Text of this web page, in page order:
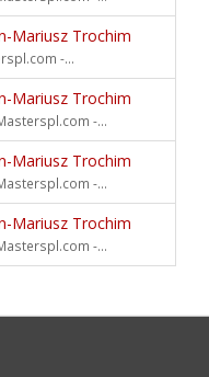
Mariusz Trochim
-...
Mariusz Trochim
-...
Mariusz Trochim
-...
Mariusz Trochim
-...